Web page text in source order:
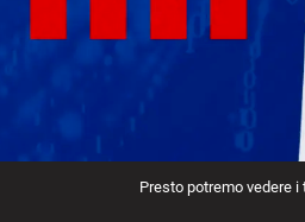
Presto potremo vedere